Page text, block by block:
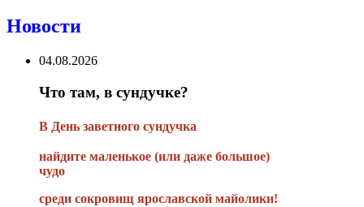
Новости
04.08.2026
Что там, в сундучке?
В День заветного сундучка
найдите маленькое (или даже большое)
чудо
среди сокровищ ярославской майолики!